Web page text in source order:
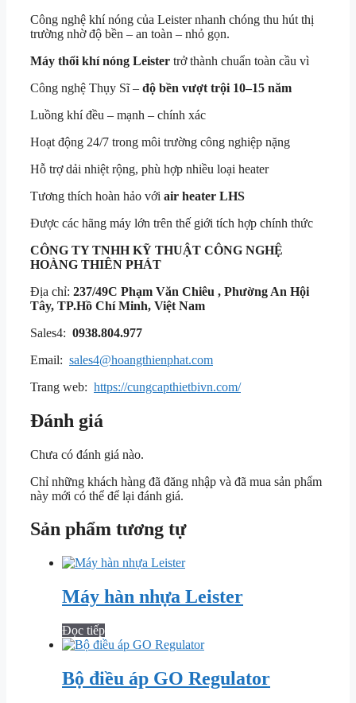
Công nghệ khí nóng của Leister nhanh chóng thu hút thị
trường nhờ độ bền – an toàn – nhỏ gọn.
Máy thổi khí nóng Leister trở thành chuẩn toàn cầu vì
Công nghệ Thụy Sĩ – độ bền vượt trội 10–15 năm
Luồng khí đều – mạnh – chính xác
Hoạt động 24/7 trong môi trường công nghiệp nặng
Hỗ trợ dải nhiệt rộng, phù hợp nhiều loại heater
Tương thích hoàn hảo với air heater LHS
Được các hãng máy lớn trên thế giới tích hợp chính thức
CÔNG TY TNHH KỸ THUẬT CÔNG NGHỆ
HOÀNG THIÊN PHÁT
Địa chỉ: 237/49C Phạm Văn Chiêu , Phường An Hội
Tây, TP.Hồ Chí Minh, Việt Nam
Sales4: 0938.804.977
Email: sales4@hoangthienphat.com
Trang web: https://cungcapthietbivn.com/
Đánh giá
Chưa có đánh giá nào.
Chỉ những khách hàng đã đăng nhập và đã mua sản phẩm
này mới có thể để lại đánh giá.
Sản phẩm tương tự
Máy hàn nhựa Leister
Đọc tiếp
Bộ điều áp GO Regulator